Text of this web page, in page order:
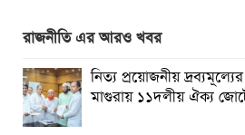
মাগুরায় সাকিব আল হাসানের বাড়িতে
অগ্নিসংযোগ
পাইকগাছায় শিক্ষার্থী ও গরীব-দুস্থদের
সেলাই মেশিন বিতরণ
রাজনীতি এর আরও খবর
নিত্য প্রয়োজনীয়
মাগুরায় ১১দলীয় ঐক্য